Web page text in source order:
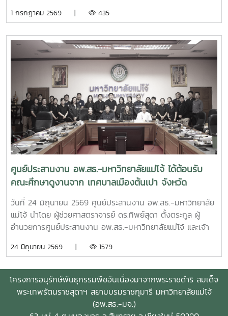
ปีงบประมาณ 2568 - 2569 รวมทั้งการนำเสนอแผนแม่บท
อนุรักษ์พันธุกรรมพืชอันเนื่องมาจากพระราชดำริ สมเด็จพระเทพ
รัตนราชสุดาฯ สยามบรมราชกุมารี สนองพระราชดำริ โดย
มหาวิทยาลัยแม่โจ้ เพื่อใช้เป็นกรอบแนวทางในการขับเคลื่อนการ
ดำเนินงานของมหาวิทยาลัยแม่โจ้ให้เป็นไปตามแนวพระราชดำริ
และนโยบายของโครงการ อพ.สธ. อย่างมีประสิทธิภาพและต่อ
เนื่อง
แพร่ เฉลิมพระเกียรติ ได้เข้าร่วม ประชุมเชิงปฏิบัติการ เรื่อง การ
ปีงบประมาณ พ.ศ. 2569ณ โรงแรมอมารีดอนเมือง แอร์พอร์ต
กรุงเทพมหานคร
1 กรกฎาคม 2569 | 435
ศูนย์ประสานงาน อพ.สธ.-มหาวิทยาลัยแม่โจ้ ได้ต้อนรับ
คณะศึกษาดูงานจาก เทศบาลเมืองต้นเปา จังหวัด
เชียงใหม่
วันที่ 24 มิถุนายน 2569 ศูนย์ประสานงาน อพ.สธ.-มหาวิทยาลัย
แม่โจ้ นำโดย ผู้ช่วยศาสตราจารย์ ดร.ทิพย์สุดา ตั้งตระกูล ผู้
อำนวยการศูนย์ประสานงาน อพ.สธ.-มหาวิทยาลัยแม่โจ้ และเจ้า
คณะศึกษาดูงานจาก เทศบาลเมืองต้นเปา จังหวัดเชียงใหม่ นำ
และนางพยอม สาสกุล ปลัดเทศบาลเมืองต้นเปา พร้อมด้วยเจ้า
หน้าที่เทศบาลเมืองต้นเปา จังหวัดเชียงใหม่ทั้งนี้ มีผู้บริหารและ
เจ้าหน้าที่ เข้าร่วมรวมทั้งสิ้น 30 ท่านณ ห้องประชุมรวงผึ้ง ชั้น 5
อาคารสำนักงานมหาวิทยาลัย มหาวิทยาลัยแม่โจ้
24 มิถุนายน 2569 | 1579
โครงการอนุรักษ์พันธุกรรมพืชอันเนื่องมาจากพระราชดำริ สมเด็จ
พระเทพรัตนราชสุดาฯ สยามบรมราชกุมารี มหาวิทยาลัยแม่โจ้
(อพ.สธ.-มจ.)